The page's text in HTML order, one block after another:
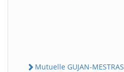
Mutuelle GUJAN-MESTRAS